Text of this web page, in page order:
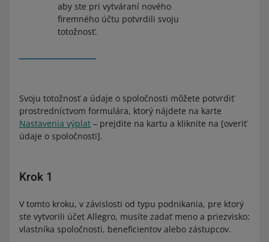
aby ste pri vytváraní nového
firemného účtu potvrdili svoju
totožnosť.
Svoju totožnosť a údaje o spoločnosti môžete potvrdiť
prostredníctvom formulára, ktorý nájdete na karte
Nastavenia výplat – prejdite na kartu a kliknite na [overiť
údaje o spoločnosti].
Krok 1
V tomto kroku, v závislosti od typu podnikania, pre ktorý
ste vytvorili účet Allegro, musíte zadať meno a priezvisko:
vlastníka spoločnosti, beneficientov alebo zástupcov.